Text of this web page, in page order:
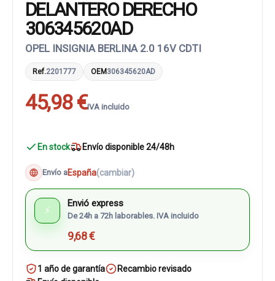
DELANTERO DERECHO
306345620AD
OPEL INSIGNIA BERLINA 2.0 16V CDTI
Ref.2201777 OEM306345620AD
45,98 €IVA incluido
En stock Envío disponible 24/48h
Envío aEspaña(cambiar)
⚡
Envió express
De 24h a 72h laborables. IVA incluido
9,68 €
1 año de garantía
Recambio revisado